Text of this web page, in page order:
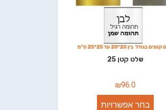
שלט קטן 25
₪96.0
בחר אפשרויות